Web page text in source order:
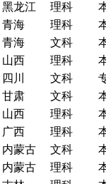
黑龙江 理科
青海 理科
青海 文科
山西 理科
四川 文科
甘肃 文科
山西 理科
广西 理科
内蒙古 文科
内蒙古 理科